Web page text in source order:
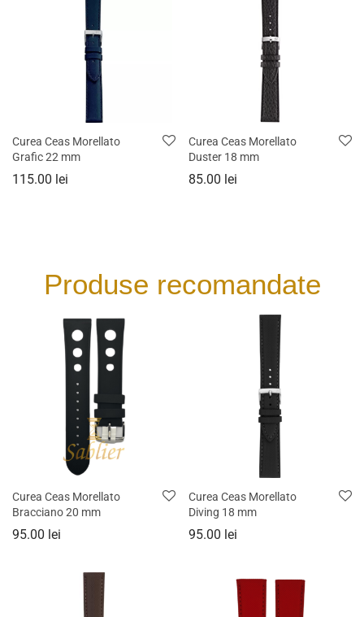
Curea Ceas Morellato
Grafic 22 mm
115.00 lei
Curea Ceas Morellato
Duster 18 mm
85.00 lei
Produse recomandate
Curea Ceas Morellato
Bracciano 20 mm
95.00 lei
Curea Ceas Morellato
Diving 18 mm
95.00 lei